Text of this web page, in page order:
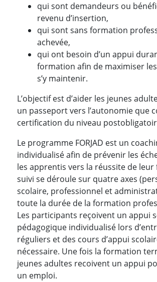
qui sont demandeurs ou
revenu d’insertion,
qui sont sans formation
achevée,
qui ont besoin d’un appui
formation afin de maximiser
s’y maintenir.
L’objectif est d’aider les jeunes
un passeport vers l’autonomie que
certification du niveau
Le programme FORJAD est un
individualisé afin de prévenir les
les apprentis vers la réussite de
suivi se déroule sur quatre axes
scolaire, professionnel et
toute la durée de la formation
Les participants reçoivent un appui
pédagogique individualisé lors
réguliers et des cours d’appui
nécessaire. Une fois la formation
jeunes adultes recoivent un appui
un emploi.